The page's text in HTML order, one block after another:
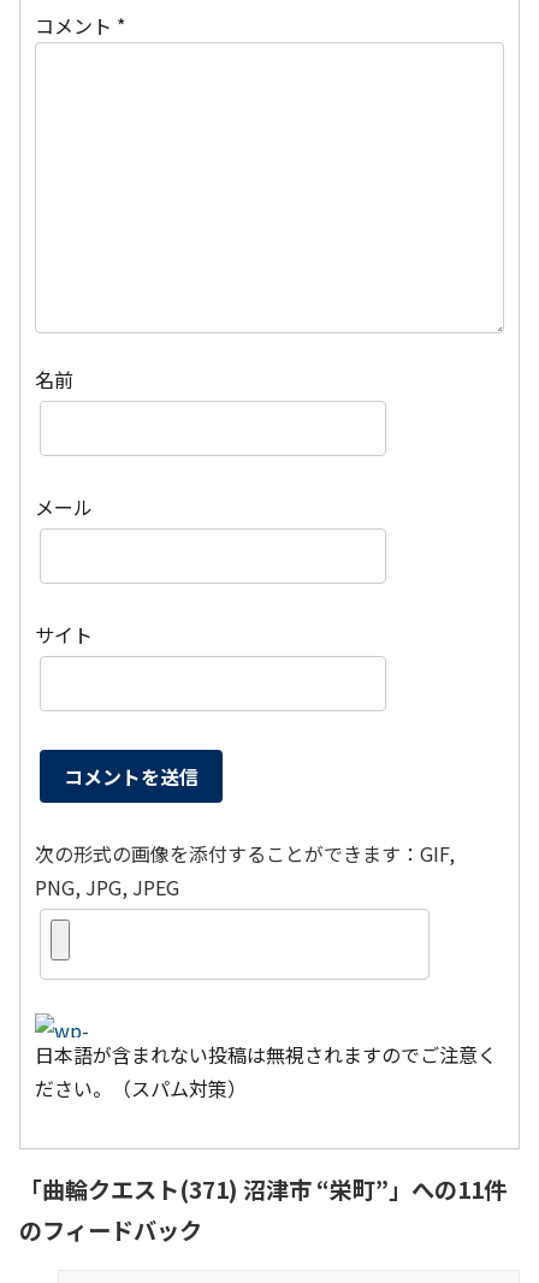
コメント *
名前
メール
サイト
次の形式の画像を添付することができます：GIF,
PNG, JPG, JPEG
日本語が含まれない投稿は無視されますのでご注意く
ださい。（スパム対策）
「曲輪クエスト(371) 沼津市 “栄町”」への11件
のフィードバック